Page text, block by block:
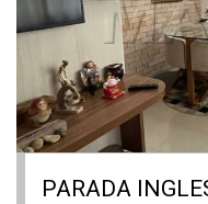
PARADA